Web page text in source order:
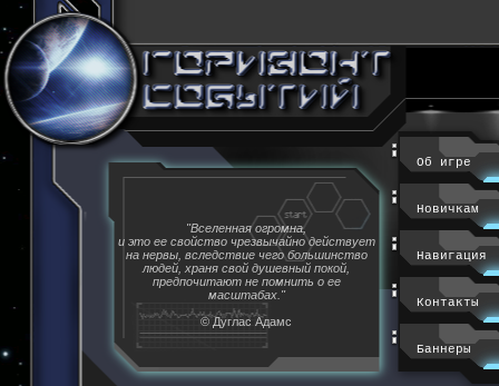
"Вселенная огромна,
и это ее свойство чрезвычайно действует
на нервы, вследствие чего большинство
людей, храня свой душевный покой,
предпочитают не помнить о ее
масштабах."
© Дуглас Адамс
Об игре
Новичкам
Навигация
Контакты
Баннеры